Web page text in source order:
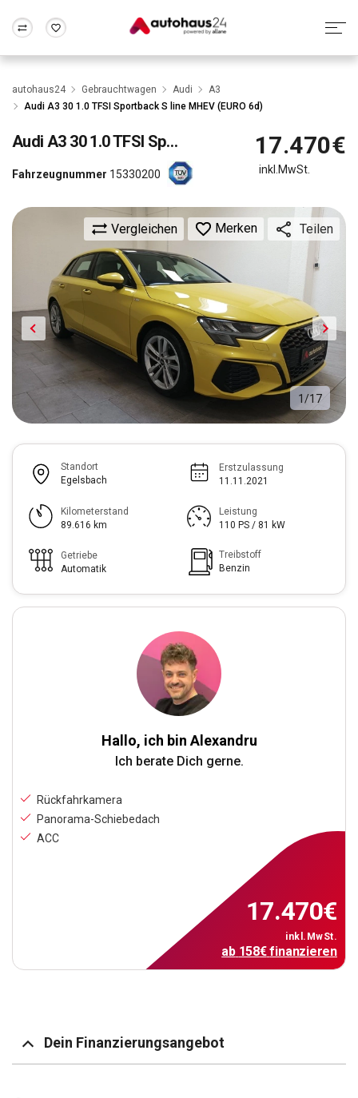
Zum Antrag
Wir bewerten dein Auto
Alle Fragen & Antworten
Rund um die Inzahlungnahme
FrankfurtWuppertal
autohaus24 Gebrauchtwagen Audi
A3
Audi A3 30 1.0 TFSI Sportback S line MHEV (EURO 6d)
Audi A3 30 1.0 TFSI Sportback S line MHEV (EURO 6d)
Fahrzeugnummer 15330200
Vergleichen Merken Teilen
17.470€
inkl.MwSt.
1 /17
Hallo, ich bin Alexandru
Ich berate Dich gerne.
Rückfahrkamera
Panorama-Schiebedach
ACC
17.470€
inkl.MwSt.
ab 158€finanzieren
Standort
Egelsbach
Erstzulassung
11.11.2021
Kilometerstand
89.616 km
Leistung
110 PS / 81 kW
Getriebe
Automatik
Treibstoff
Benzin
Dein Finanzierungsangebot